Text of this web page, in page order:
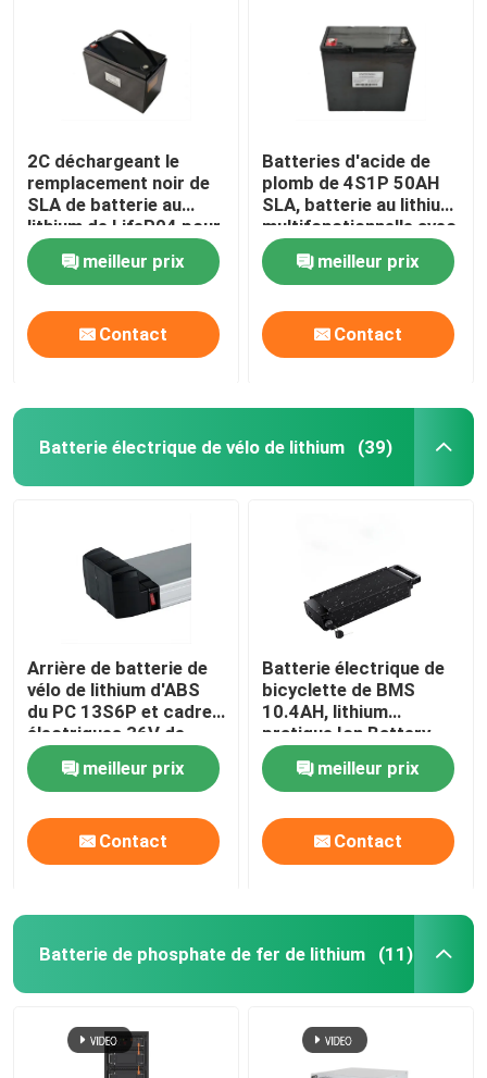
2C déchargeant le
remplacement noir de
SLA de batterie au
lithium de LifeP04 pour
le support de fourgon
de campeurmeilleur prix
Contact
Batteries d'acide de
plomb de 4S1P 50AH
SLA, batterie au lithium
multifonctionnelle avec
BMS
meilleur prix
Contact
Batterie électrique de vélo de lithium (39)
Arrière de batterie de
vélo de lithium d'ABS
du PC 13S6P et cadre
électriques 36V de
queue
meilleur prix
Contact
Batterie électrique de
bicyclette de BMS
10.4AH, lithium
pratique Ion Battery
For Ebike
meilleur prix
Contact
Batterie de phosphate de fer de lithium (11)